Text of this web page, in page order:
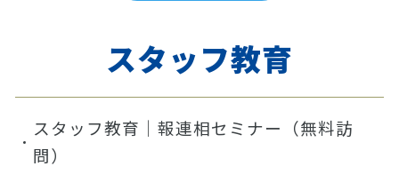
スタッフ教育
スタッフ教育｜報連相セミナー（無料訪
問）